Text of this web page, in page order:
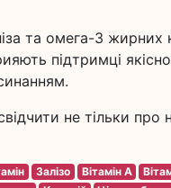
та омега-3
підтримці
не тільки про
Залізо Вітамін А